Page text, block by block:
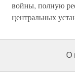
войны, полную
центральных
О